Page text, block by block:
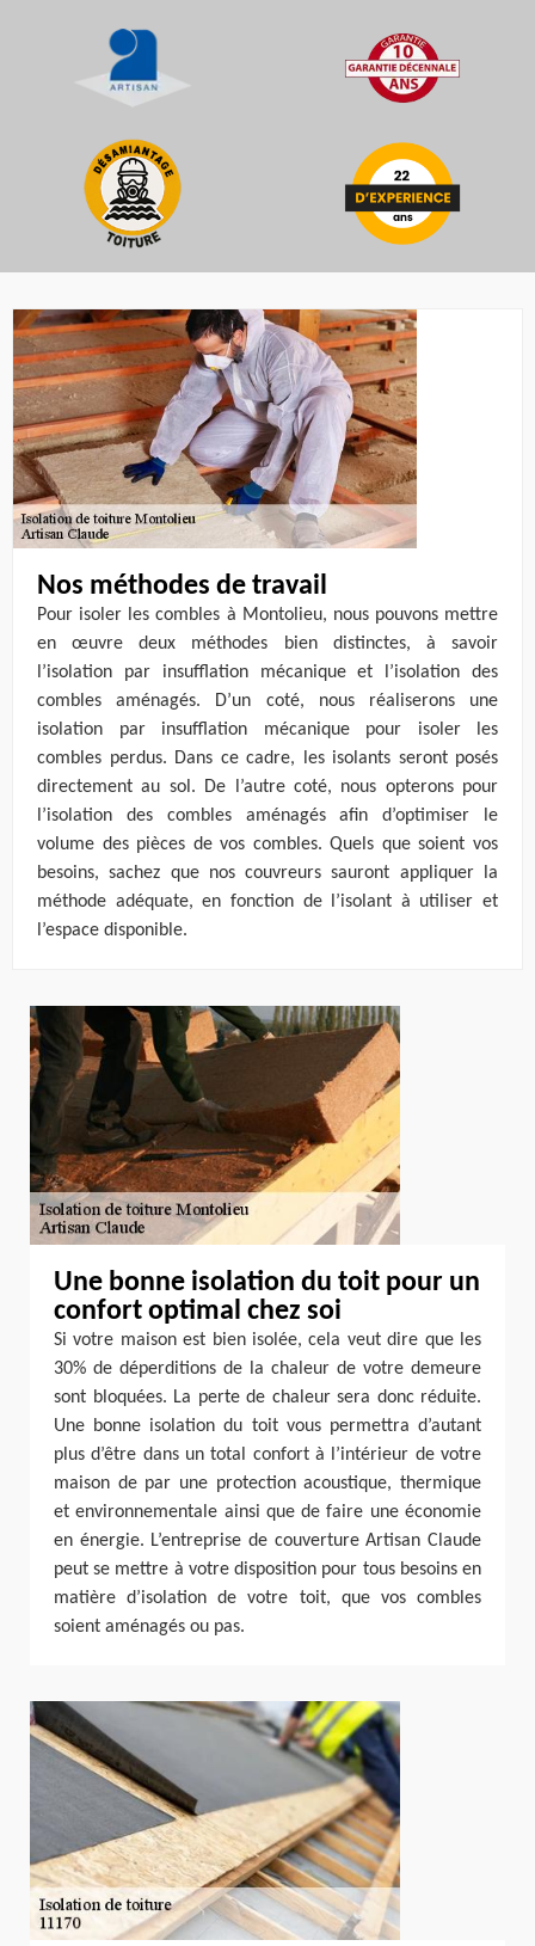
Nos méthodes de travail
Pour isoler les combles à Montolieu, nous pouvons mettre
en œuvre deux méthodes bien distinctes, à savoir
l’isolation par insufflation mécanique et l’isolation des
combles aménagés. D’un coté, nous réaliserons une
isolation par insufflation mécanique pour isoler les
combles perdus. Dans ce cadre, les isolants seront posés
directement au sol. De l’autre coté, nous opterons pour
l’isolation des combles aménagés afin d’optimiser le
volume des pièces de vos combles. Quels que soient vos
besoins, sachez que nos couvreurs sauront appliquer la
méthode adéquate, en fonction de l’isolant à utiliser et
l’espace disponible.
Une bonne isolation du toit pour un
confort optimal chez soi
Si votre maison est bien isolée, cela veut dire que les
30% de déperditions de la chaleur de votre demeure
sont bloquées. La perte de chaleur sera donc réduite.
Une bonne isolation du toit vous permettra d’autant
plus d’être dans un total confort à l’intérieur de votre
maison de par une protection acoustique, thermique
et environnementale ainsi que de faire une économie
en énergie. L’entreprise de couverture Artisan Claude
peut se mettre à votre disposition pour tous besoins en
matière d’isolation de votre toit, que vos combles
soient aménagés ou pas.